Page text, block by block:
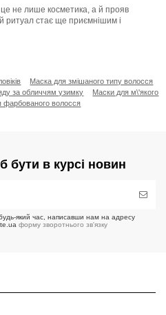
це не лише косметика, а й прояв
ритуал стає ще приємнішим і
Маска для змішаного типу волосся
за обличчям узимку
Маски для м\'якого
волосся
бути в курсі новин
який час, написавши нам на адресу
форму зворотнього зв'язку